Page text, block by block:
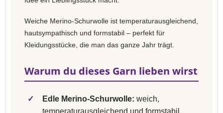
Weiche Merino-Schurwolle ist temperaturausgleichend,
hautsympathisch und formstabil – perfekt für
Kleidungsstücke, die man das ganze Jahr trägt.
Warum du dieses Garn lieben wirst
✓ Edle Merino-Schurwolle: weich,
temperaturausgleichend und formstabil.